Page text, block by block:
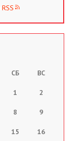
RSS
СБ ВС
1 2
8 9
15 16